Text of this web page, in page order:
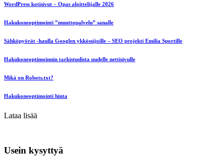
WordPress kotisivut – Opas aloittelijalle 2026
Hakukoneoptimointi ”muuttopalvelu” sanalle
Sähköpyörät -haulla Googlen ykkössijoille – SEO projekti Emilia Sportille
Hakukoneoptimoinnin tarkistuslista uudelle nettisivulle
Mikä on Robots.txt?
Hakukoneoptimointi hinta
Lataa lisää
Usein kysyttyä